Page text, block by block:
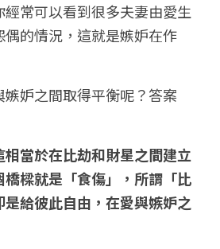
常可以看到很多夫妻由愛生
的情況，這就是嫉妒在作
妒之間取得平衡呢？答案
當於在比劫和財星之間建立
樑就是「食傷」，所謂「比
給彼此自由，在愛與嫉妒之